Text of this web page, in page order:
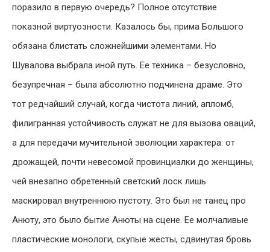
поразило в первую очередь? Полное отсутствие
показной виртуозности. Казалось бы, прима Большого
обязана блистать сложнейшими элементами. Но
Шувалова выбрала иной путь. Ее техника – безусловно,
безупречная – была абсолютно подчинена драме. Это
тот редчайший случай, когда чистота линий, апломб,
филигранная устойчивость служат не для вызова оваций,
а для передачи мучительной эволюции характера: от
дрожащей, почти невесомой провинциалки до женщины,
чей внезапно обретенный светский лоск лишь
маскировал внутреннюю пустоту. Это был не танец про
Анюту, это было бытие Анюты на сцене. Ее молчаливые
пластические монологи, скупые жесты, сдвинутая бровь